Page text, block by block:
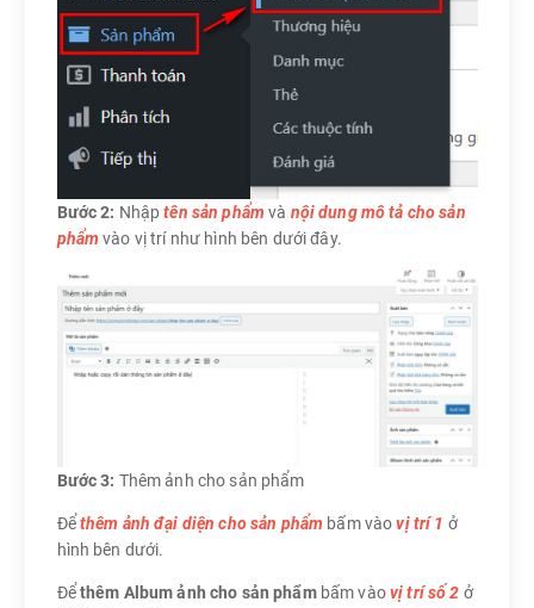
Bước 2: Nhậptên sản phẩm và nội dung mô tả cho sản
phẩm vào vị trí như hình bên dưới đây.
Bước 3: Thêm ảnh cho sản phẩm
Đểthêm ảnh đại diện cho sản phẩm bấm vàovị trí 1 ở
hình bên dưới.
Đểthêm Album ảnh cho sản phẩmbấm vàovị trí số 2 ở